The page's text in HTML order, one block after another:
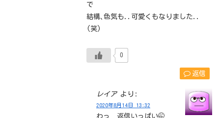
で
結構､色気も..可愛くもなりました..
(笑)
0
返信
レイア より:
2020年8月14日 13:32
わっ 返信いっぱい🤭